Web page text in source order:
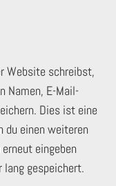
Website schreibst,
Namen, E-Mail-
Dies ist eine
du einen weiteren
eingeben
lang gespeichert.